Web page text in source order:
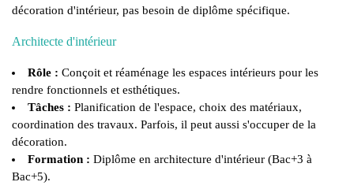
décoration d'intérieur, pas besoin de diplôme spécifique.
Architecte d'intérieur
Rôle : Conçoit et réaménage les espaces intérieurs pour les
rendre fonctionnels et esthétiques.
Tâches : Planification de l'espace, choix des matériaux,
coordination des travaux. Parfois, il peut aussi s'occuper de la
décoration.
Formation : Diplôme en architecture d'intérieur (Bac+3 à
Bac+5).